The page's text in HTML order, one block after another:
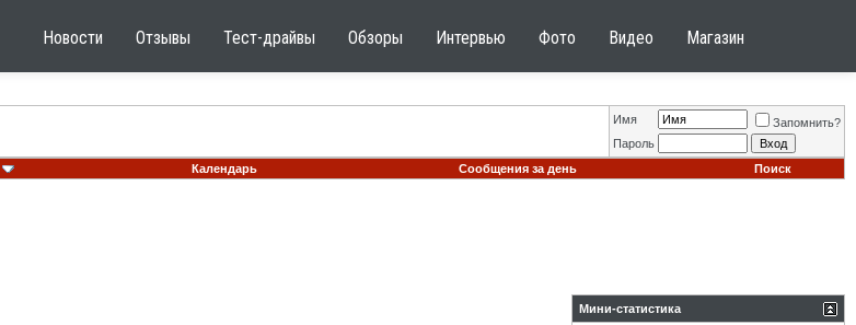
Новости Отзывы Тест-драйвы Обзоры Интервью Фото Видео Магазин
Имя
Запомнить?
Пароль
Календарь Сообщения за день Поиск
Мини-статистика